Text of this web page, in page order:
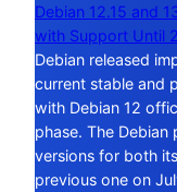
Debian 12.15 and
with Support Until
Debian released
current stable and
with Debian 12
phase. The
versions for both
previous one on